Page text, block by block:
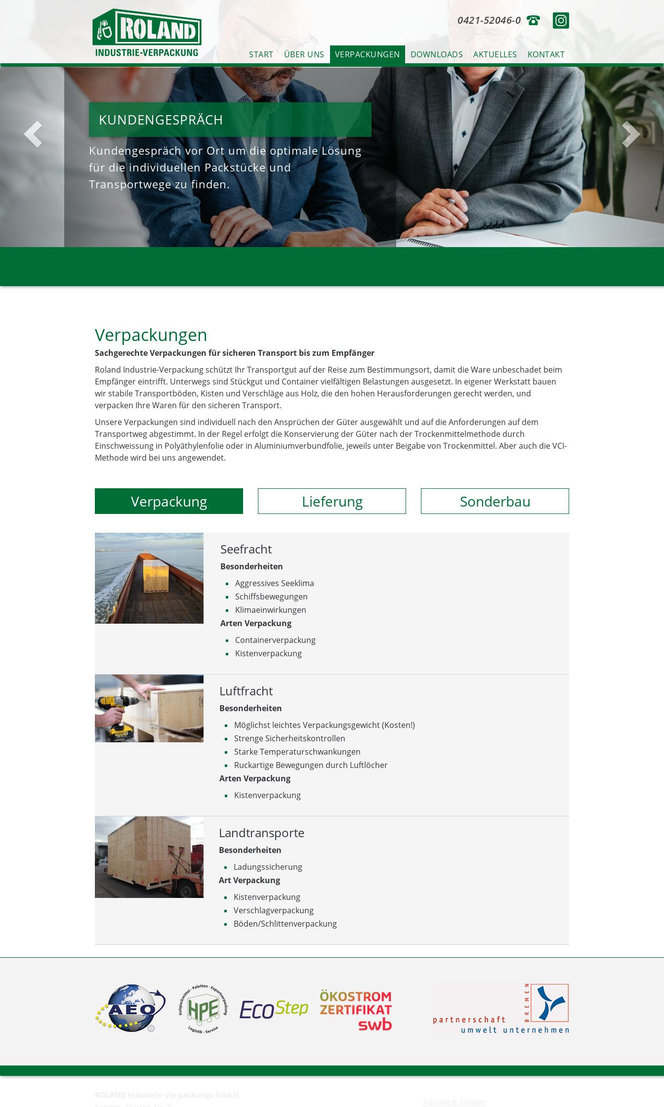
0421-52046-0
START ÜBER UNS VERPACKUNGEN DOWNLOADS AKTUELLES KONTAKT
KUNDENGESPRÄCH
Kundengespräch vor Ort um die optimale Lösung
für die individuellen Packstücke und
Transportwege zu finden.
Verpackungen
Sachgerechte Verpackungen für sicheren Transport bis zum Empfänger
Roland Industrie-Verpackung schützt Ihr Transportgut auf der Reise zum Bestimmungsort, damit die Ware unbeschadet beim
Empfänger eintrifft. Unterwegs sind Stückgut und Container vielfältigen Belastungen ausgesetzt. In eigener Werkstatt bauen
wir stabile Transportböden, Kisten und Verschläge aus Holz, die den hohen Herausforderungen gerecht werden, und
verpacken Ihre Waren für den sicheren Transport.
Unsere Verpackungen sind individuell nach den Ansprüchen der Güter ausgewählt und auf die Anforderungen auf dem
Transportweg abgestimmt. In der Regel erfolgt die Konservierung der Güter nach der Trockenmittelmethode durch
Einschweissung in Polyäthylenfolie oder in Aluminiumverbundfolie, jeweils unter Beigabe von Trockenmittel. Aber auch die VCI-
Methode wird bei uns angewendet.
Verpackung Lieferung Sonderbau
Seefracht
Besonderheiten
Aggressives Seeklima
Schiffsbewegungen
Klimaeinwirkungen
Arten Verpackung
Containerverpackung
Kistenverpackung
Luftfracht
Besonderheiten
Möglichst leichtes Verpackungsgewicht (Kosten!)
Strenge Sicherheitskontrollen
Starke Temperaturschwankungen
Ruckartige Bewegungen durch Luftlöcher
Arten Verpackung
Kistenverpackung
Landtransporte
Besonderheiten
Ladungssicherung
Art Verpackung
Kistenverpackung
Verschlagverpackung
Böden/Schlittenverpackung